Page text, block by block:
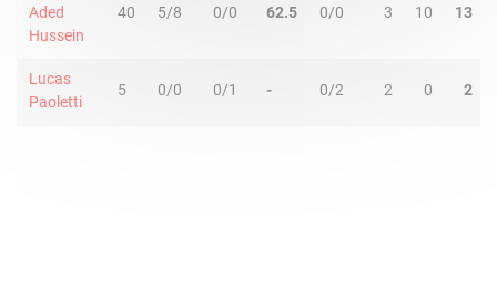
Aded
Hussein
40 5/8 0/0 62.5 0/0 3 10 13
Lucas
Paoletti
5 0/0 0/1 - 0/2 2 0 2